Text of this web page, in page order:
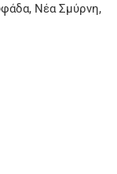
, Νέα Σμύρνη,